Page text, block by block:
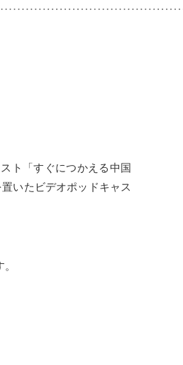
ト「すぐにつかえる中国
いたビデオポッドキャス